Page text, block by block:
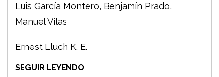
Luis García Montero, Benjamín Prado,
Manuel Vilas
Ernest Lluch K. E.
SEGUIR LEYENDO